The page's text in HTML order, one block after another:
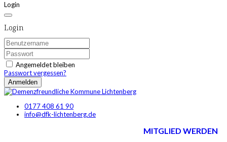
Login
Login
Angemeldet bleiben
Passwort vergessen?
Anmelden
0177 408 61 90
info@dfk-lichtenberg.de
MITGLIED WERDEN